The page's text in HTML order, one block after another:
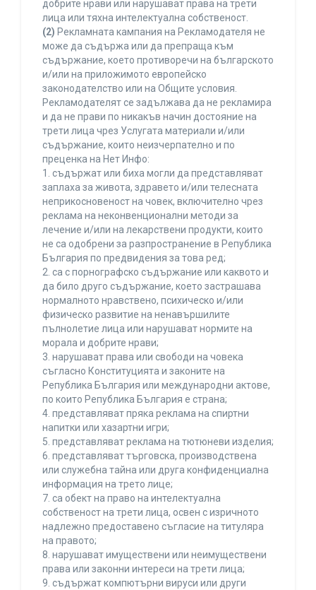
добрите нрави или нарушават права на трети
лица или тяхна интелектуална собственост.
(2) Рекламната кампания на Рекламодателя не
може да съдържа или да препраща към
съдържание, което противоречи на българското
и/или на приложимото европейско
законодателство или на Общите условия.
Рекламодателят се задължава да не рекламира
и да не прави по никакъв начин достояние на
трети лица чрез Услугата материали и/или
съдържание, които неизчерпателно и по
преценка на Нет Инфо:
1. съдържат или биха могли да представляват
заплаха за живота, здравето и/или телесната
неприкосновеност на човек, включително чрез
реклама на неконвенционални методи за
лечение и/или на лекарствени продукти, които
не са одобрени за разпространение в Република
България по предвидения за това ред;
2. са с порнографско съдържание или каквото и
да било друго съдържание, което застрашава
нормалното нравствено, психическо и/или
физическо развитие на ненавършилите
пълнолетие лица или нарушават нормите на
морала и добрите нрави;
3. нарушават права или свободи на човека
съгласно Конституцията и законите на
Република България или международни актове,
по които Република България е страна;
4. представляват пряка реклама на спиртни
напитки или хазартни игри;
5. представляват реклама на тютюневи изделия;
6. представляват търговска, производствена
или служебна тайна или друга конфиденциална
информация на трето лице;
7. са обект на право на интелектуална
собственост на трети лица, освен с изричното
надлежно предоставено съгласие на титуляра
на правото;
8. нарушават имуществени или неимуществени
права или законни интереси на трети лица;
9. съдържат компютърни вируси или други